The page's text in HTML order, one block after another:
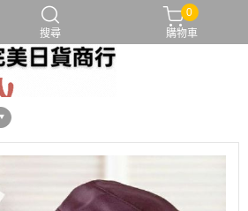
搜尋
假髮配件
0
購物車